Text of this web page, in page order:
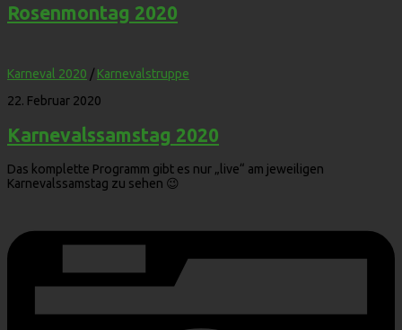
Rosenmontag 2020
Karneval 2020 / Karnevalstruppe
22. Februar 2020
Karnevalssamstag 2020
Das komplette Programm gibt es nur „live“ am jeweiligen
Karnevalssamstag zu sehen 😉